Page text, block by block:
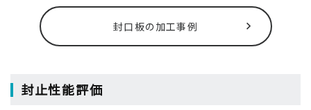
封口板の加工事例
封止性能評価